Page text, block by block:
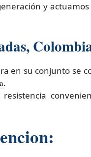
y
en su conjunto se
.